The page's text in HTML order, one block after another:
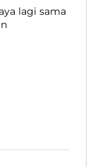
lagi sama